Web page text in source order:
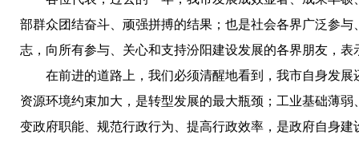
部群众团结奋斗、顽强拼搏的结果；也是社会各界广泛参
志，向所有参与、关心和支持汾阳建设发展的各界朋友，
在前进的道路上，我们必须清醒地看到，我市自身发
资源环境约束加大，是转型发展的最大瓶颈；工业基础薄
变政府职能、规范行政行为、提高行政效率，是政府自身